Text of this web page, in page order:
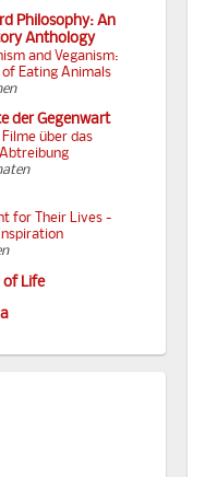
Philosophy: An
Anthology
and Veganism:
of Eating Animals
der Gegenwart
über das
for Their Lives -
of Life